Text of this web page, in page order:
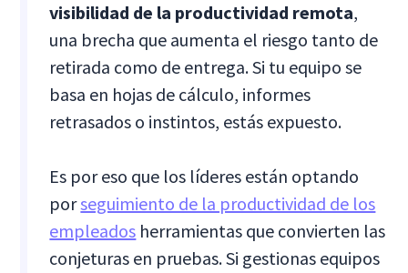
visibilidad de la productividad remota,
una brecha que aumenta el riesgo tanto de
retirada como de entrega. Si tu equipo se
basa en hojas de cálculo, informes
retrasados o instintos, estás expuesto.
Es por eso que los líderes están optando
porseguimiento de la productividad de los
empleados herramientas que convierten las
conjeturas en pruebas. Si gestionas equipos